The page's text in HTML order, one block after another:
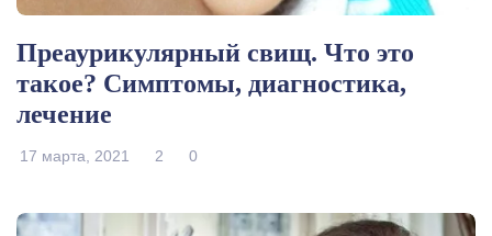
Преаурикулярный свищ. Что это
такое? Симптомы, диагностика,
лечение
17 марта, 2021 2 0